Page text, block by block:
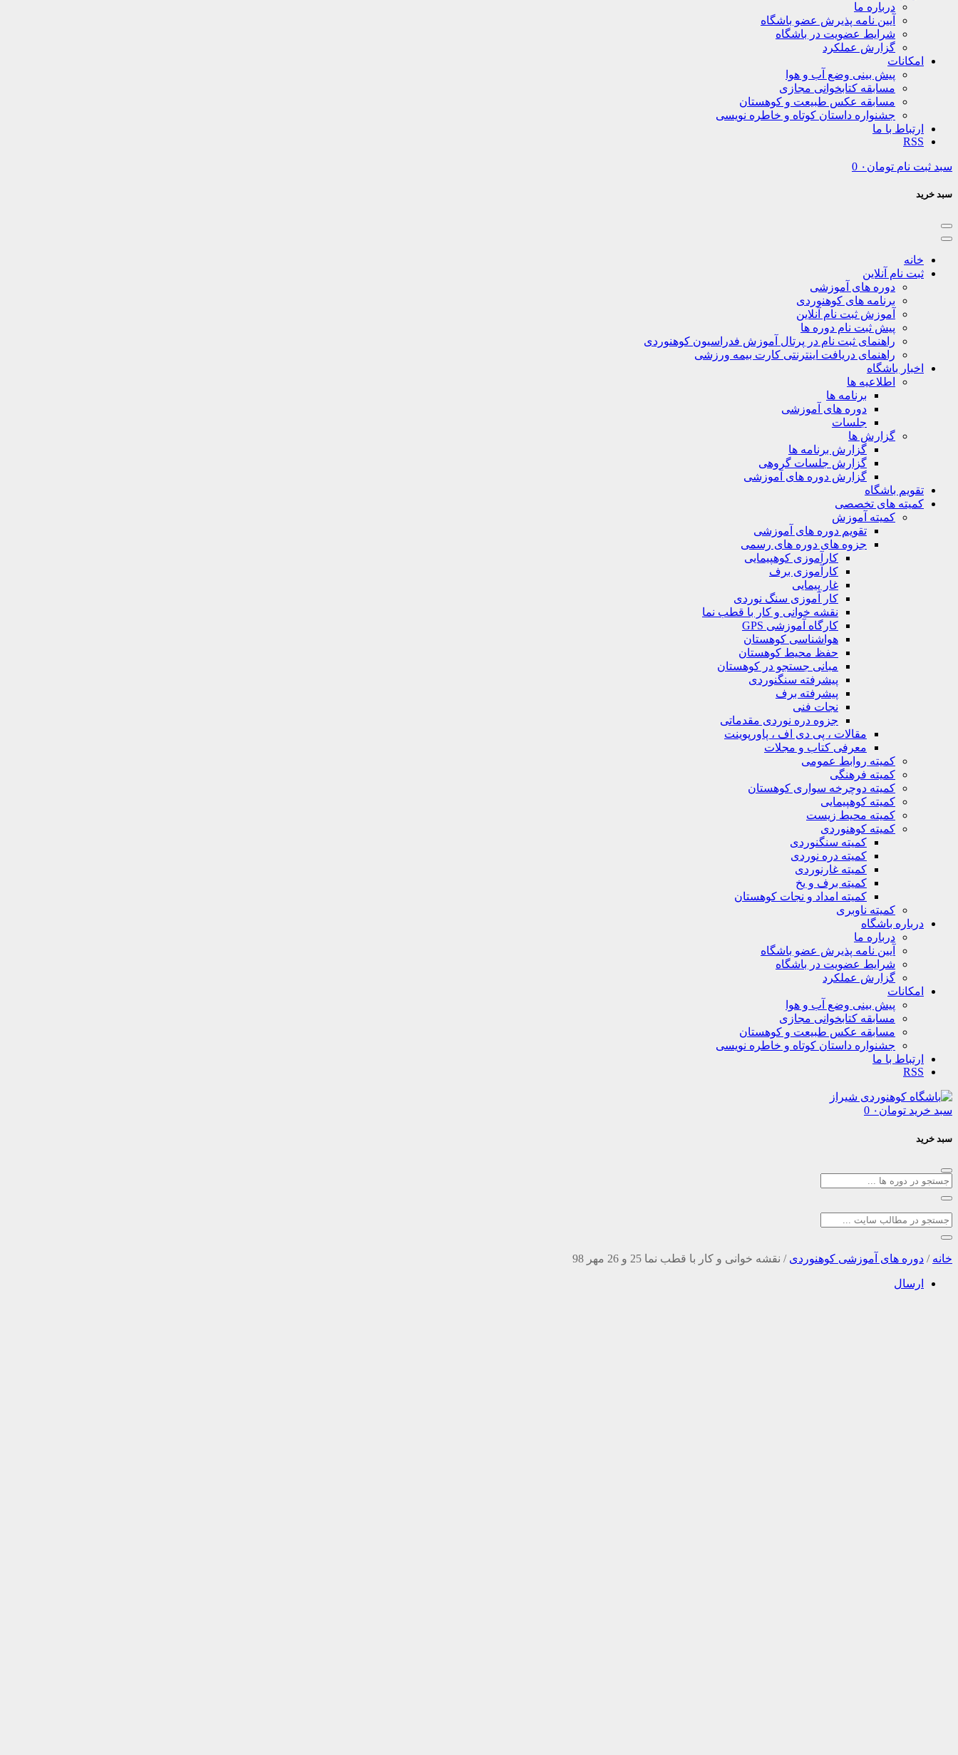
درباره ما
آیین نامه پذیرش عضو باشگاه
شرایط عضویت در باشگاه
گزارش عملکرد
امکانات
پیش بینی وضع آب و هوا
مسابقه کتابخوانی مجازی
مسابقه عکس طبیعت و کوهستان
جشنواره داستان کوتاه و خاطره نویسی
ارتباط با ما
RSS
سبد ثبت نام تومان ۰ 0
سبد خرید
خانه
ثبت نام آنلاین
دوره های آموزشی
برنامه های کوهنوردی
آموزش ثبت نام آنلاین
پیش ثبت نام دوره ها
راهنمای ثبت نام در پرتال آموزش فدراسیون کوهنوردی
راهنمای دریافت اینترنتی کارت بیمه ورزشی
اخبار باشگاه
اطلاعیه ها
برنامه ها
دوره های آموزشی
جلسات
گزارش ها
گزارش برنامه ها
گزارش جلسات گروهی
گزارش دوره های آموزشی
تقویم باشگاه
کمیته های تخصصی
کمیته آموزش
تقویم دوره های آموزشی
جزوه های دوره های رسمی
کارآموزی کوهپیمایی
کارآموزی برف
غار پیمایی
کار آموزی سنگ نوردی
نقشه خوانی و کار با قطب نما
کارگاه آموزشی GPS
هواشناسی کوهستان
حفظ محیط کوهستان
مبانی جستجو در کوهستان
پیشرفته سنگنوردی
پیشرفته برف
نجات فنی
جزوه دره نوردی مقدماتی
مقالات ، پی دی اف ، پاورپوینت
معرفی کتاب و مجلات
کمیته روابط عمومی
کمیته فرهنگی
کمیته دوچرخه سواری کوهستان
کمیته کوهپیمایی
کمیته محیط زیست
کمیته کوهنوردی
کمیته سنگنوردی
کمیته دره نوردی
کمیته غارنوردی
کمیته برف و یخ
کمیته امداد و نجات کوهستان
کمیته ناوبری
درباره باشگاه
درباره ما
آیین نامه پذیرش عضو باشگاه
شرایط عضویت در باشگاه
گزارش عملکرد
امکانات
پیش بینی وضع آب و هوا
مسابقه کتابخوانی مجازی
مسابقه عکس طبیعت و کوهستان
جشنواره داستان کوتاه و خاطره نویسی
ارتباط با ما
RSS
سبد خرید تومان ۰ 0
سبد خرید
خانه / دوره های آموزشی کوهنوردی / نقشه خوانی و کار با قطب نما 25 و 26 مهر 98
ارسال